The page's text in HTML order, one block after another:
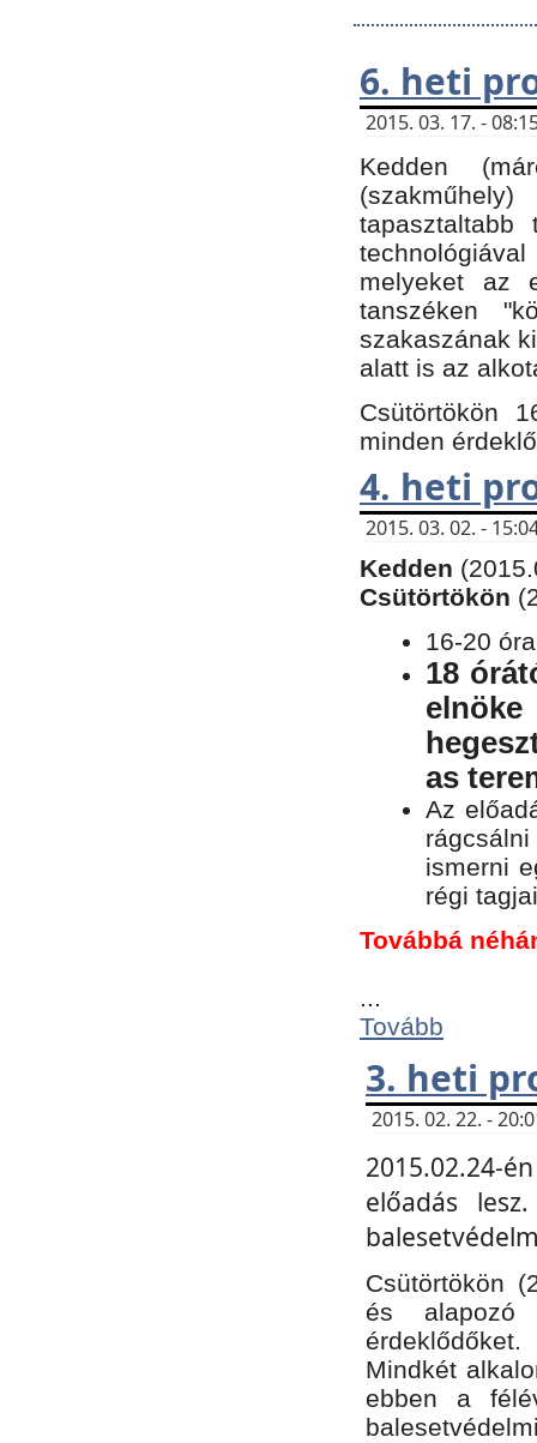
6. heti
2015. 03. 17. -
Kedden
tapasztaltabb
melyeket az
tanszéken
szakaszának
alatt is az
Csütörtökön
minden
4. heti
2015. 03. 02. -
Kedden
Csütörtökön
16-20
18
as
Az
ismerni
régi
Továbbá
...
Tovább
3. heti
2015. 02. 22. -
2015.02.24-
előadás
Csütörtökön
és alapozó
érdeklődőket.
Mindkét
ebben a